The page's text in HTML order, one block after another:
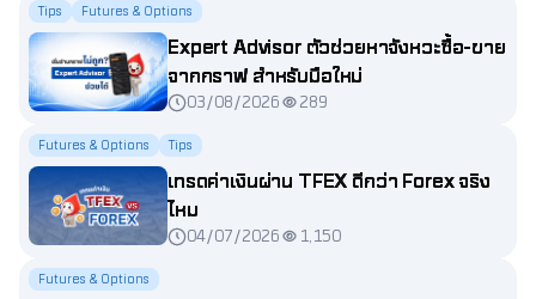
Tips Futures & Options
Expert Advisor ตัวช่วยหาจังหวะซื้อ-ขาย
จากกราฟ สำหรับมือใหม่
03/08/2026 289
Futures & Options Tips
เทรดค่าเงินผ่าน TFEX ดีกว่า Forex จริง
ไหม
04/07/2026 1,150
Futures & Options